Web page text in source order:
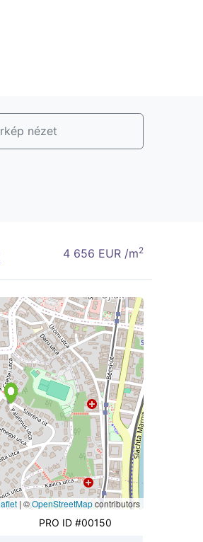
nézet
4 656 EUR /m2
| ©OpenStreetMapcontributors
PRO ID #00150